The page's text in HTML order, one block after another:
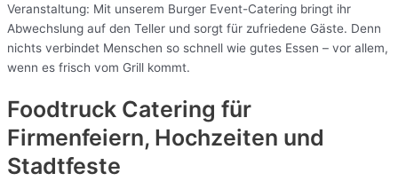
Veranstaltung: Mit unserem Burger Event-Catering bringt ihr
Abwechslung auf den Teller und sorgt für zufriedene Gäste. Denn
nichts verbindet Menschen so schnell wie gutes Essen – vor allem,
wenn es frisch vom Grill kommt.
Foodtruck Catering für
Firmenfeiern, Hochzeiten und
Stadtfeste